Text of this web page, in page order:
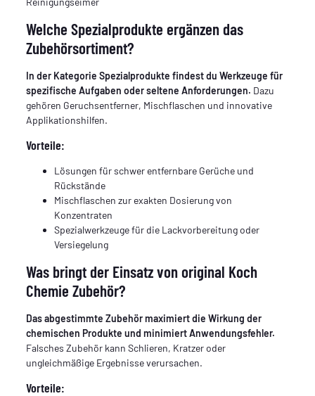
Welche Spezialprodukte ergänzen das
Zubehörsortiment?
In der Kategorie Spezialprodukte findest du Werkzeuge für
spezifische Aufgaben oder seltene Anforderungen. Dazu
gehören Geruchsentferner, Mischflaschen und innovative
Applikationshilfen.
Vorteile:
Lösungen für schwer entfernbare Gerüche und
Rückstände
Mischflaschen zur exakten Dosierung von
Konzentraten
Spezialwerkzeuge für die Lackvorbereitung oder
Versiegelung
Was bringt der Einsatz von original Koch
Chemie Zubehör?
Das abgestimmte Zubehör maximiert die Wirkung der
chemischen Produkte und minimiert Anwendungsfehler.
Falsches Zubehör kann Schlieren, Kratzer oder
ungleichmäßige Ergebnisse verursachen.
Vorteile: